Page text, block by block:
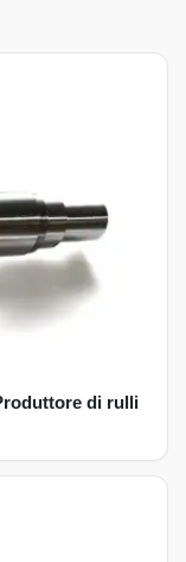
di rulli